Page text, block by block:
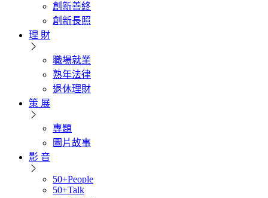
創新善終
創新長照
理 財
職場就業
熟年法律
退休理財
策 展
專題
圖片故事
影 音
50+People
50+Talk